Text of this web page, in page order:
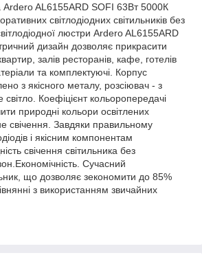
Ardero AL6155ARD SOFI 63Вт 5000К
світлодіодних світильників без
люстри Ardero AL6155ARD
дизайн дозволяє прикрасити
залів ресторанів, кафе, готелів
та комплектуючі. Корпус
з якісного металу, розсіювач - з
світло. Коефіцієнт кольоропередачі
природні кольори освітлених
свічення. Завдяки правильному
і якісним компонентам
свічення світильника без
Сучасний
що дозволяє зекономити до 85%
з використанням звичайних